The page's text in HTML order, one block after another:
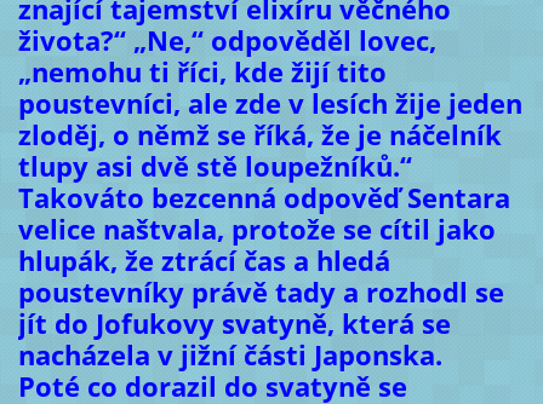
znající tajemství elixíru věčného
života?“ „Ne,“ odpověděl lovec,
„nemohu ti říci, kde žijí tito
poustevníci, ale zde v lesích žije jeden
zloděj, o němž se říká, že je náčelník
tlupy asi dvě stě loupežníků.“
Takováto bezcenná odpověď Sentara
velice naštvala, protože se cítil jako
hlupák, že ztrácí čas a hledá
poustevníky právě tady a rozhodl se
jít do Jofukovy svatyně, která se
nacházela v jižní části Japonska.
Poté co dorazil do svatyně se